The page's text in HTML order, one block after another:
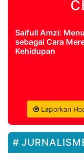
Saifull Amzi:
sebagai Cara
Kehidupan
Laporkan